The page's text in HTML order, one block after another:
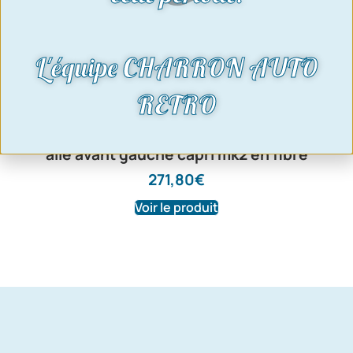
aile avant gauche capri mk2 en fibre
271,80€
Voir le produit
L'équipe CHARRON AUTO
RETRO